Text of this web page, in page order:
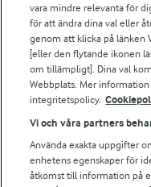
Bildbank
Följ oss
vara mindre relevanta för
för att ändra dina val eller
genom att klicka på länken
[eller den flytande ikonen
om tillämpligt]. Dina val
Webbplats. Mer information
integritetspolicy.
Vi och våra partners
Använda exakta uppgifter
enhetens egenskaper för
åtkomst till information på